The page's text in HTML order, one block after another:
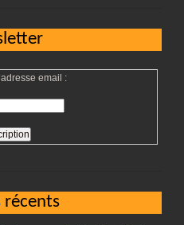
email :
récents